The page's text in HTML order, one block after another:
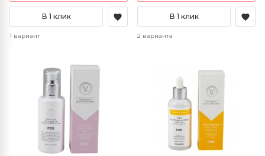
В 1 клик
1 вариант
В 1 клик
2 варианта